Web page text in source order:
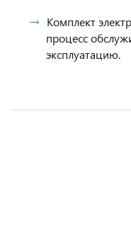
Комплект
процесс
эксплуатацию.